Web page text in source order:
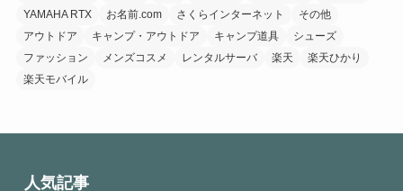
YAMAHA RTX
お名前.com さくらインターネット
その他
アウトドア
キャンプ・アウトドア キャンプ道具
シューズ
ファッション
メンズコスメ レンタルサーバ 楽天
楽天ひかり
楽天モバイル
人気記事